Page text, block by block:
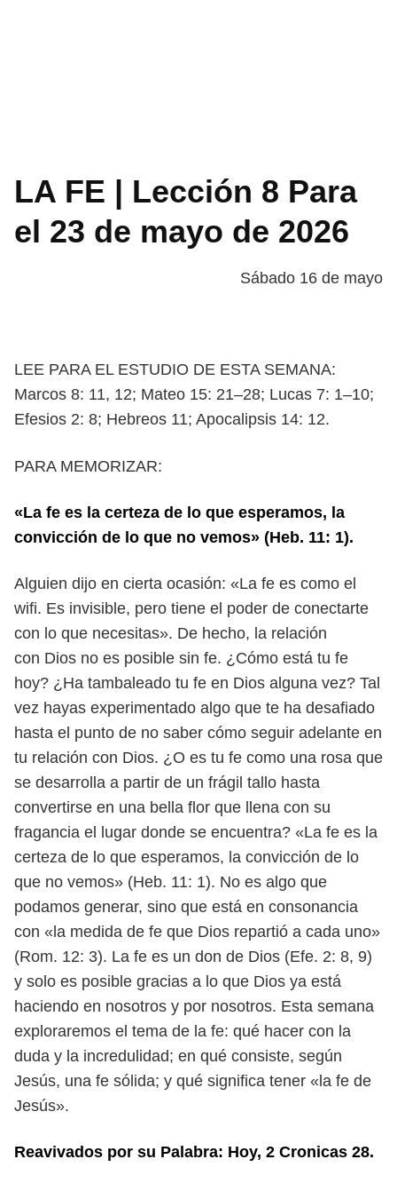
LA FE | Lección 8 Para
el 23 de mayo de 2026
Sábado 16 de mayo
LEE PARA EL ESTUDIO DE ESTA SEMANA:
Marcos 8: 11, 12; Mateo 15: 21–28; Lucas 7: 1–10;
Efesios 2: 8; Hebreos 11; Apocalipsis 14: 12.
PARA MEMORIZAR:
«La fe es la certeza de lo que esperamos, la
convicción de lo que no vemos» (Heb. 11: 1).
Alguien dijo en cierta ocasión: «La fe es como el
wifi. Es invisible, pero tiene el poder de conectarte
con lo que necesitas». De hecho, la relación
con Dios no es posible sin fe. ¿Cómo está tu fe
hoy? ¿Ha tambaleado tu fe en Dios alguna vez? Tal
vez hayas experimentado algo que te ha desafiado
hasta el punto de no saber cómo seguir adelante en
tu relación con Dios. ¿O es tu fe como una rosa que
se desarrolla a partir de un frágil tallo hasta
convertirse en una bella flor que llena con su
fragancia el lugar donde se encuentra? «La fe es la
certeza de lo que esperamos, la convicción de lo
que no vemos» (Heb. 11: 1). No es algo que
podamos generar, sino que está en consonancia
con «la medida de fe que Dios repartió a cada uno»
(Rom. 12: 3). La fe es un don de Dios (Efe. 2: 8, 9)
y solo es posible gracias a lo que Dios ya está
haciendo en nosotros y por nosotros. Esta semana
exploraremos el tema de la fe: qué hacer con la
duda y la incredulidad; en qué consiste, según
Jesús, una fe sólida; y qué significa tener «la fe de
Jesús».
Reavivados por su Palabra: Hoy, 2 Cronicas 28.